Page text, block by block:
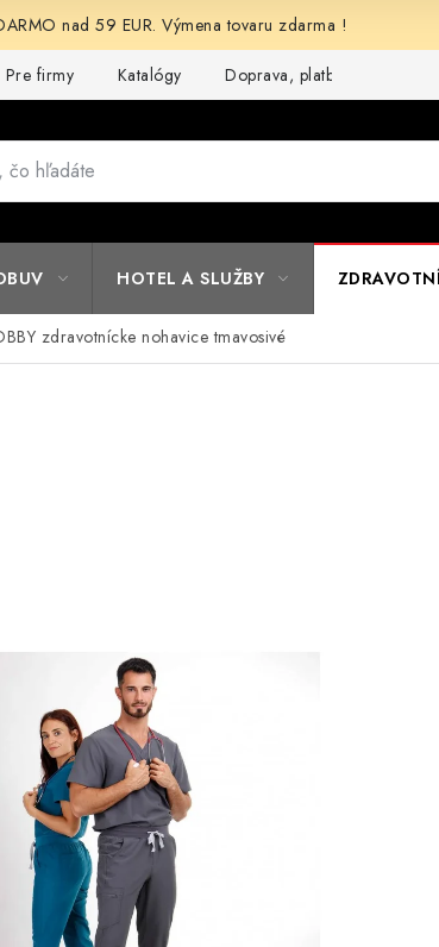
nad 59 EUR. Výmena tovaru zdarma !
Pre firmy Katalógy Doprava, platba a zľavy
HOTEL A SLUŽBY
zdravotnícke nohavice tmavosivé